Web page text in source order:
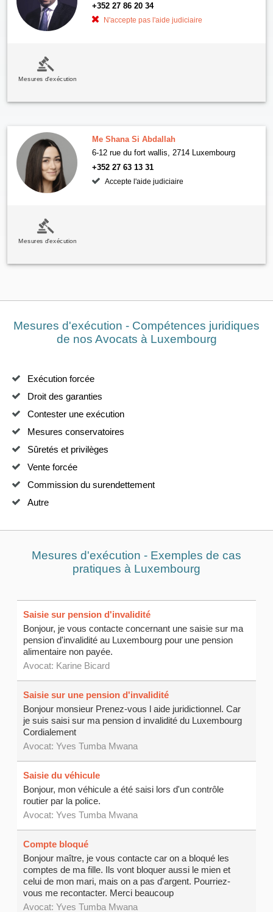
+352 27 86 20 34
N'accepte pas l'aide judiciaire
Mesures d'exécution
Me Shana Si Abdallah
6-12 rue du fort wallis, 2714 Luxembourg
+352 27 63 13 31
Accepte l'aide judiciaire
Mesures d'exécution
Mesures d'exécution - Compétences juridiques
de nos Avocats à Luxembourg
Exécution forcée
Droit des garanties
Contester une exécution
Mesures conservatoires
Sûretés et privilèges
Vente forcée
Commission du surendettement
Autre
Mesures d'exécution - Exemples de cas
pratiques à Luxembourg
Saisie sur pension d'invalidité
Bonjour, je vous contacte concernant une saisie sur ma
pension d'invalidité au Luxembourg pour une pension
alimentaire non payée.
Avocat: Karine Bicard
Saisie sur une pension d'invalidité
Bonjour monsieur Prenez-vous l aide juridictionnel. Car
je suis saisi sur ma pension d invalidité du Luxembourg
Cordialement
Avocat:Yves Tumba Mwana
Saisie du véhicule
Bonjour, mon véhicule a été saisi lors d'un contrôle
routier par la police.
Avocat:Yves Tumba Mwana
Compte bloqué
Bonjour maître, je vous contacte car on a bloqué les
comptes de ma fille. Ils vont bloquer aussi le mien et
celui de mon mari, mais on a pas d'argent. Pourriez-
vous me recontacter. Merci beaucoup
Avocat:Yves Tumba Mwana